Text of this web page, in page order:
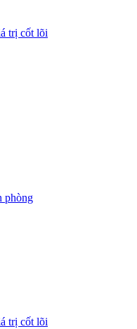
trị cốt lõi
phòng
trị cốt lõi